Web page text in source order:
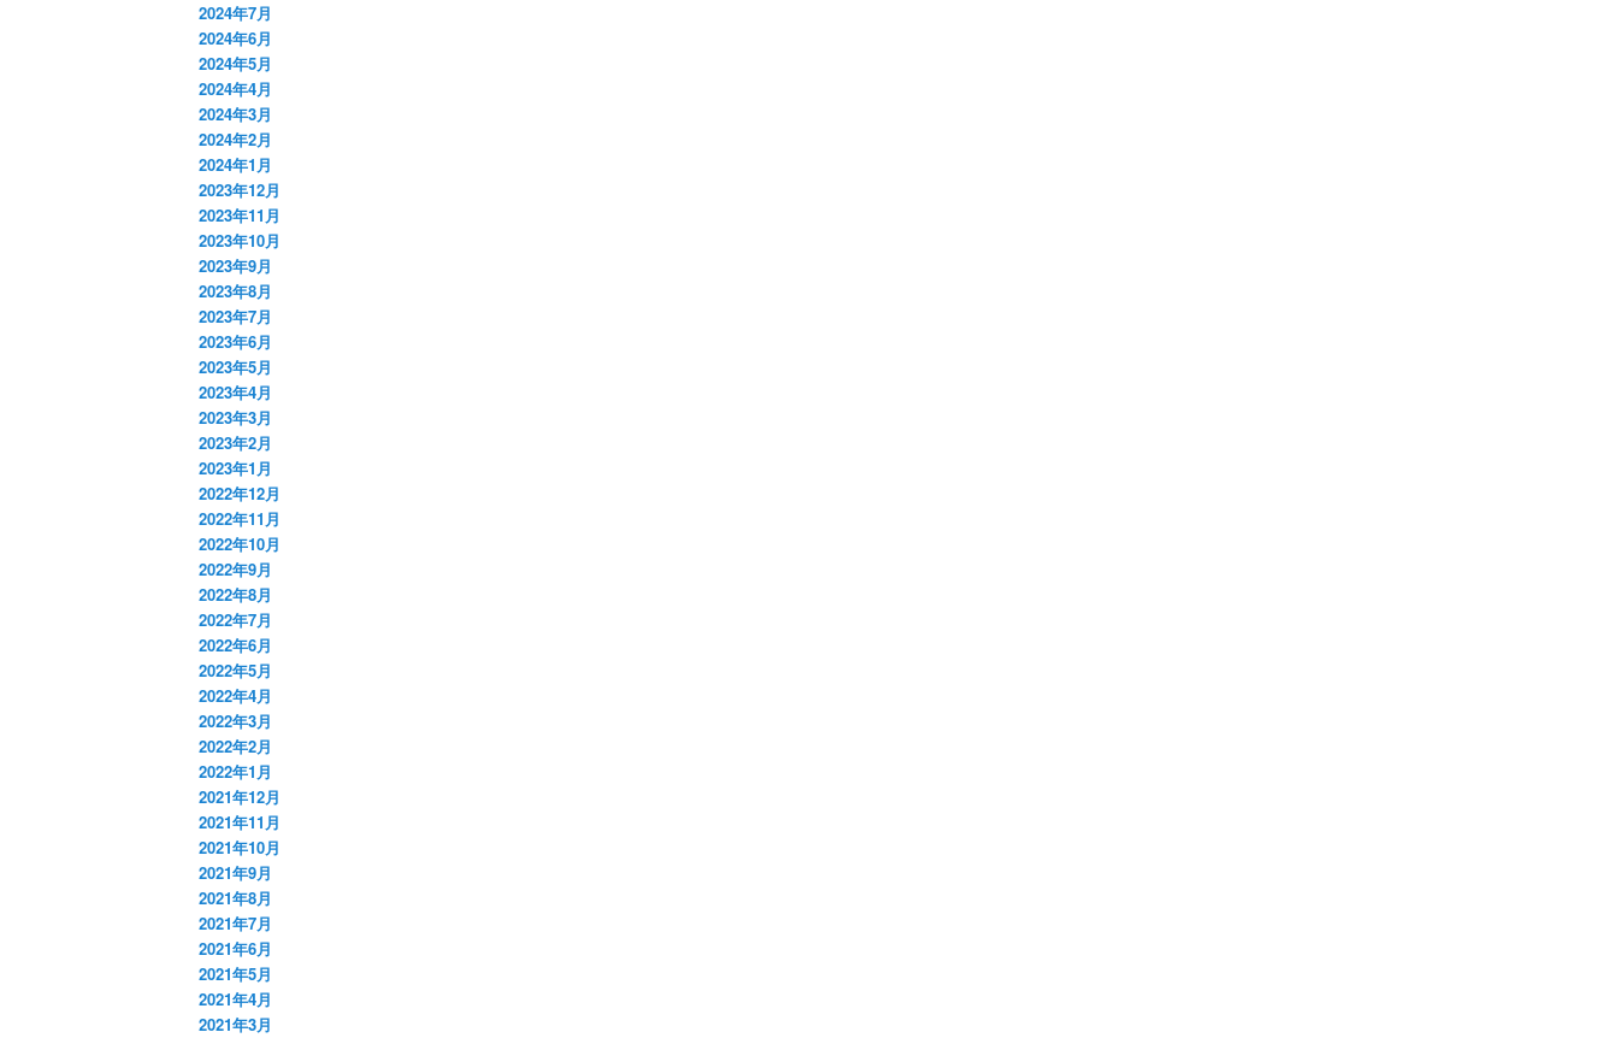
2024年7月
2024年6月
2024年5月
2024年4月
2024年3月
2024年2月
2024年1月
2023年12月
2023年11月
2023年10月
2023年9月
2023年8月
2023年7月
2023年6月
2023年5月
2023年4月
2023年3月
2023年2月
2023年1月
2022年12月
2022年11月
2022年10月
2022年9月
2022年8月
2022年7月
2022年6月
2022年5月
2022年4月
2022年3月
2022年2月
2022年1月
2021年12月
2021年11月
2021年10月
2021年9月
2021年8月
2021年7月
2021年6月
2021年5月
2021年4月
2021年3月